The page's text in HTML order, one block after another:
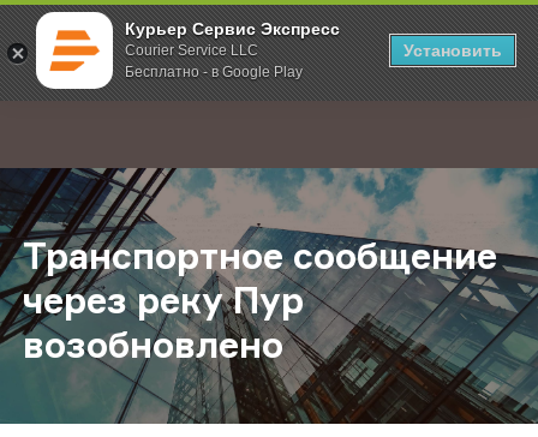
Курьер Сервис Экспресс
Courier Service LLC
Бесплатно - в Google Play
Установить
; Главная О компании Новости Транспортное сообщение через
Транспортное сообщение
через реку Пур
возобновлено